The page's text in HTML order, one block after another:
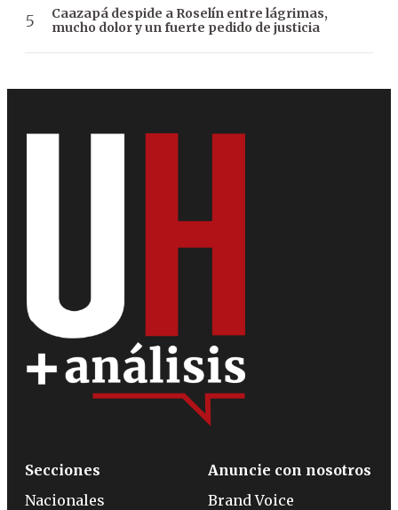
Caazapá despide a Roselín entre lágrimas,
mucho dolor y un fuerte pedido de justicia
Secciones
Nacionales
Anuncie con nosotros
Brand Voice